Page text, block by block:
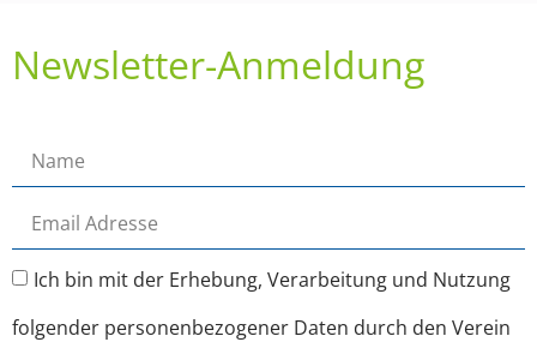
Newsletter-Anmeldung
Ich bin mit der Erhebung, Verarbeitung und Nutzung
folgender personenbezogener Daten durch den Verein